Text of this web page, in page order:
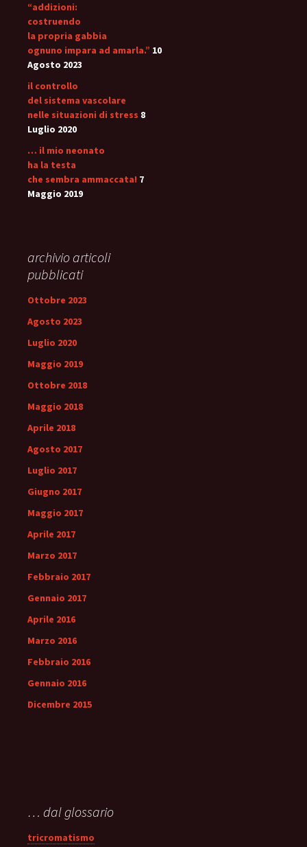
“addizioni:
costruendo
la propria gabbia
ognuno impara ad amarla.” 10
Agosto 2023
il controllo
del sistema vascolare
nelle situazioni di stress 8
Luglio 2020
… il mio neonato
ha la testa
che sembra ammaccata! 7
Maggio 2019
archivio articoli
pubblicati
Ottobre 2023
Agosto 2023
Luglio 2020
Maggio 2019
Ottobre 2018
Maggio 2018
Aprile 2018
Agosto 2017
Luglio 2017
Giugno 2017
Maggio 2017
Aprile 2017
Marzo 2017
Febbraio 2017
Gennaio 2017
Aprile 2016
Marzo 2016
Febbraio 2016
Gennaio 2016
Dicembre 2015
… dal glossario
tricromatismo